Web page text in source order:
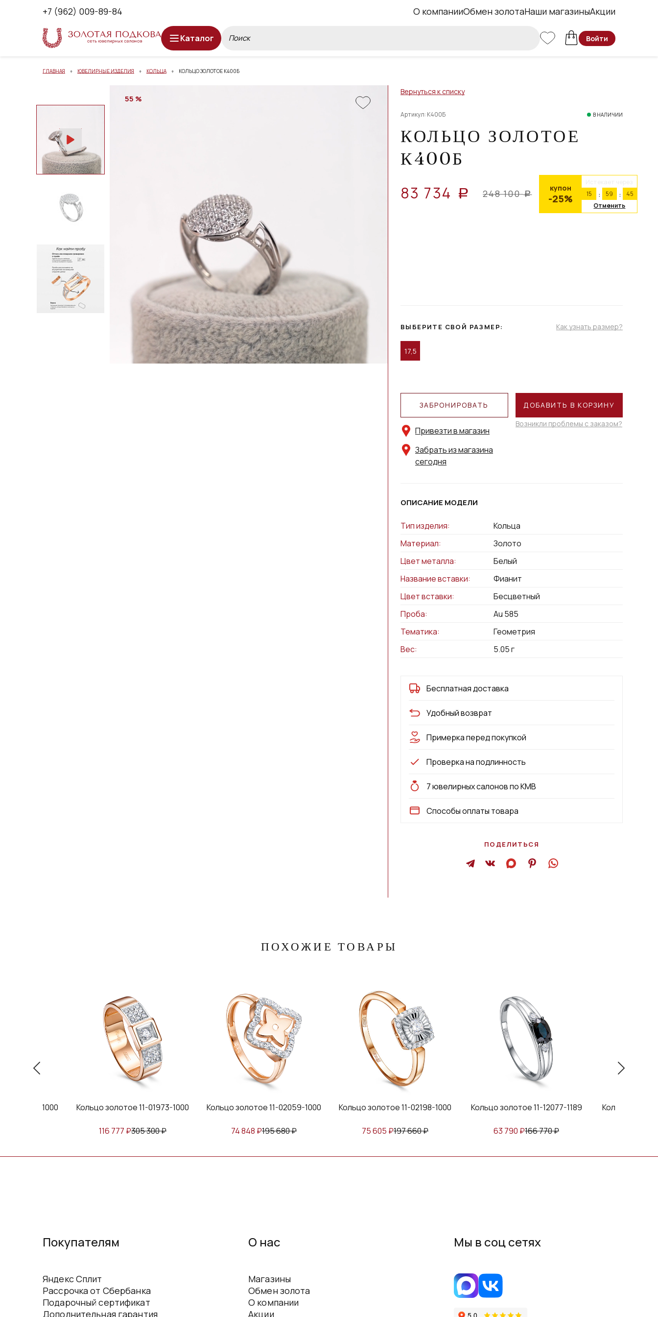
+7 (962) 009-89-84 О компанииОбмен золотаНаши магазиныАкции
Каталог Войти
ГЛАВНАЯ ЮВЕЛИРНЫЕ ИЗДЕЛИЯ КОЛЬЦА КОЛЬЦО ЗОЛОТОЕ К400Б
55 %
Вернуться к списку
Артикул: К400Б В НАЛИЧИИ
КОЛЬЦО ЗОЛОТОЕ
К400Б
83 734 a 248 100 a
купон
-25%
15
59
44
Отменить
ВЫБЕРИТЕ СВОЙ РАЗМЕР: Как узнать размер?
17,5
ЗАБРОНИРОВАТЬ
Привезти в магазин
Забрать из магазина
сегодня
ДОБАВИТЬ В КОРЗИНУ
Возникли проблемы с заказом?
ОПИСАНИЕ МОДЕЛИ
Тип изделия:
Кольца
Материал:
Золото
Цвет металла:
Белый
Название вставки:
Фианит
Цвет вставки:
Бесцветный
Проба:
Au 585
Тематика:
Геометрия
Вес:
5.05г
Бесплатная доставка
Удобный возврат
Примерка перед покупкой
Проверка на подлинность
7 ювелирных салонов по КМВ
Способы оплаты товара
ПОДЕЛИТЬСЯ
ПОХОЖИЕ ТОВАРЫ
11-01869-1000 Кольцо золотое 11-01973-1000
116 777 ₽305 300₽
Кольцо золотое 11-02059-1000
74 848 ₽195 680₽
Кольцо золотое 11-02198-1000
75 605 ₽197 660₽
Кольцо золотое 11-12077-1189
63 790 ₽166 770₽
Кольцо
Покупателям
Яндекс Сплит
Рассрочка от Сбербанка
Подарочный сертификат
Дополнительная гарантия
О нас
Магазины
Обмен золота
О компании
Акции
Мы в соц сетях